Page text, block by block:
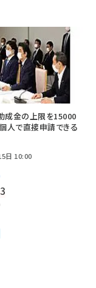
成金の上限を15000
人で直接申請できる
日 10:00